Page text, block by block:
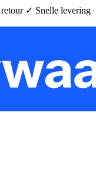
✓ Snelle levering